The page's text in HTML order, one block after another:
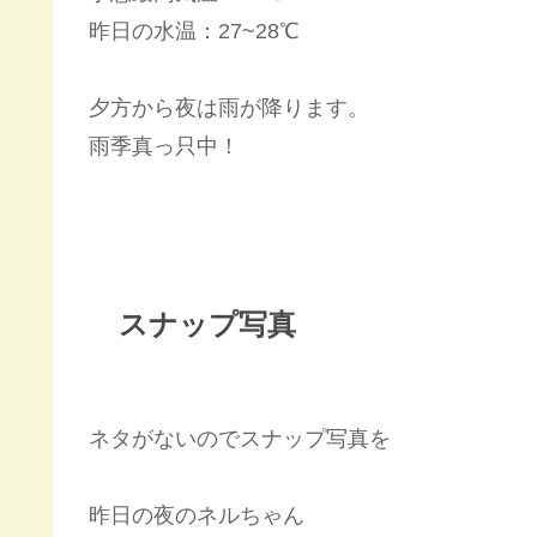
昨日の水温：27~28℃
夕方から夜は雨が降ります。
雨季真っ只中！
スナップ写真
ネタがないのでスナップ写真を
昨日の夜のネルちゃん